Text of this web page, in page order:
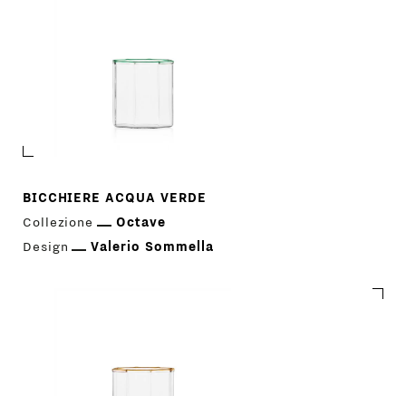
BICCHIERE ACQUA VERDE
Collezione
Octave
Design
Valerio Sommella